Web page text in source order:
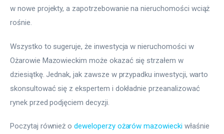
w nowe projekty, a zapotrzebowanie na nieruchomości wciąż
rośnie.
Wszystko to sugeruje, że inwestycja w nieruchomości w
Ożarowie Mazowieckim może okazać się strzałem w
dziesiątkę. Jednak, jak zawsze w przypadku inwestycji, warto
skonsultować się z ekspertem i dokładnie przeanalizować
rynek przed podjęciem decyzji.
Poczytaj również o deweloperzy ożarów mazowiecki właśnie